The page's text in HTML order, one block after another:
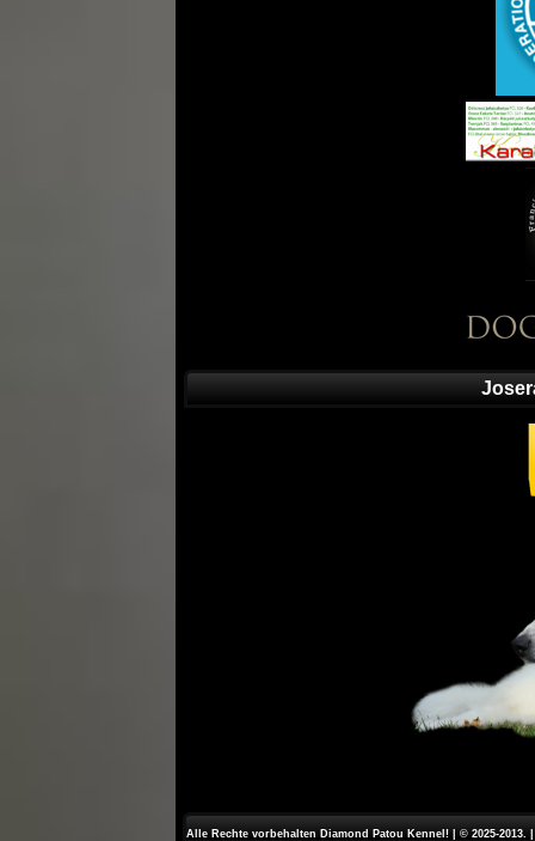
Alle Rechte vorbehalten Diamond Patou Kennel! | © 2025-2013.